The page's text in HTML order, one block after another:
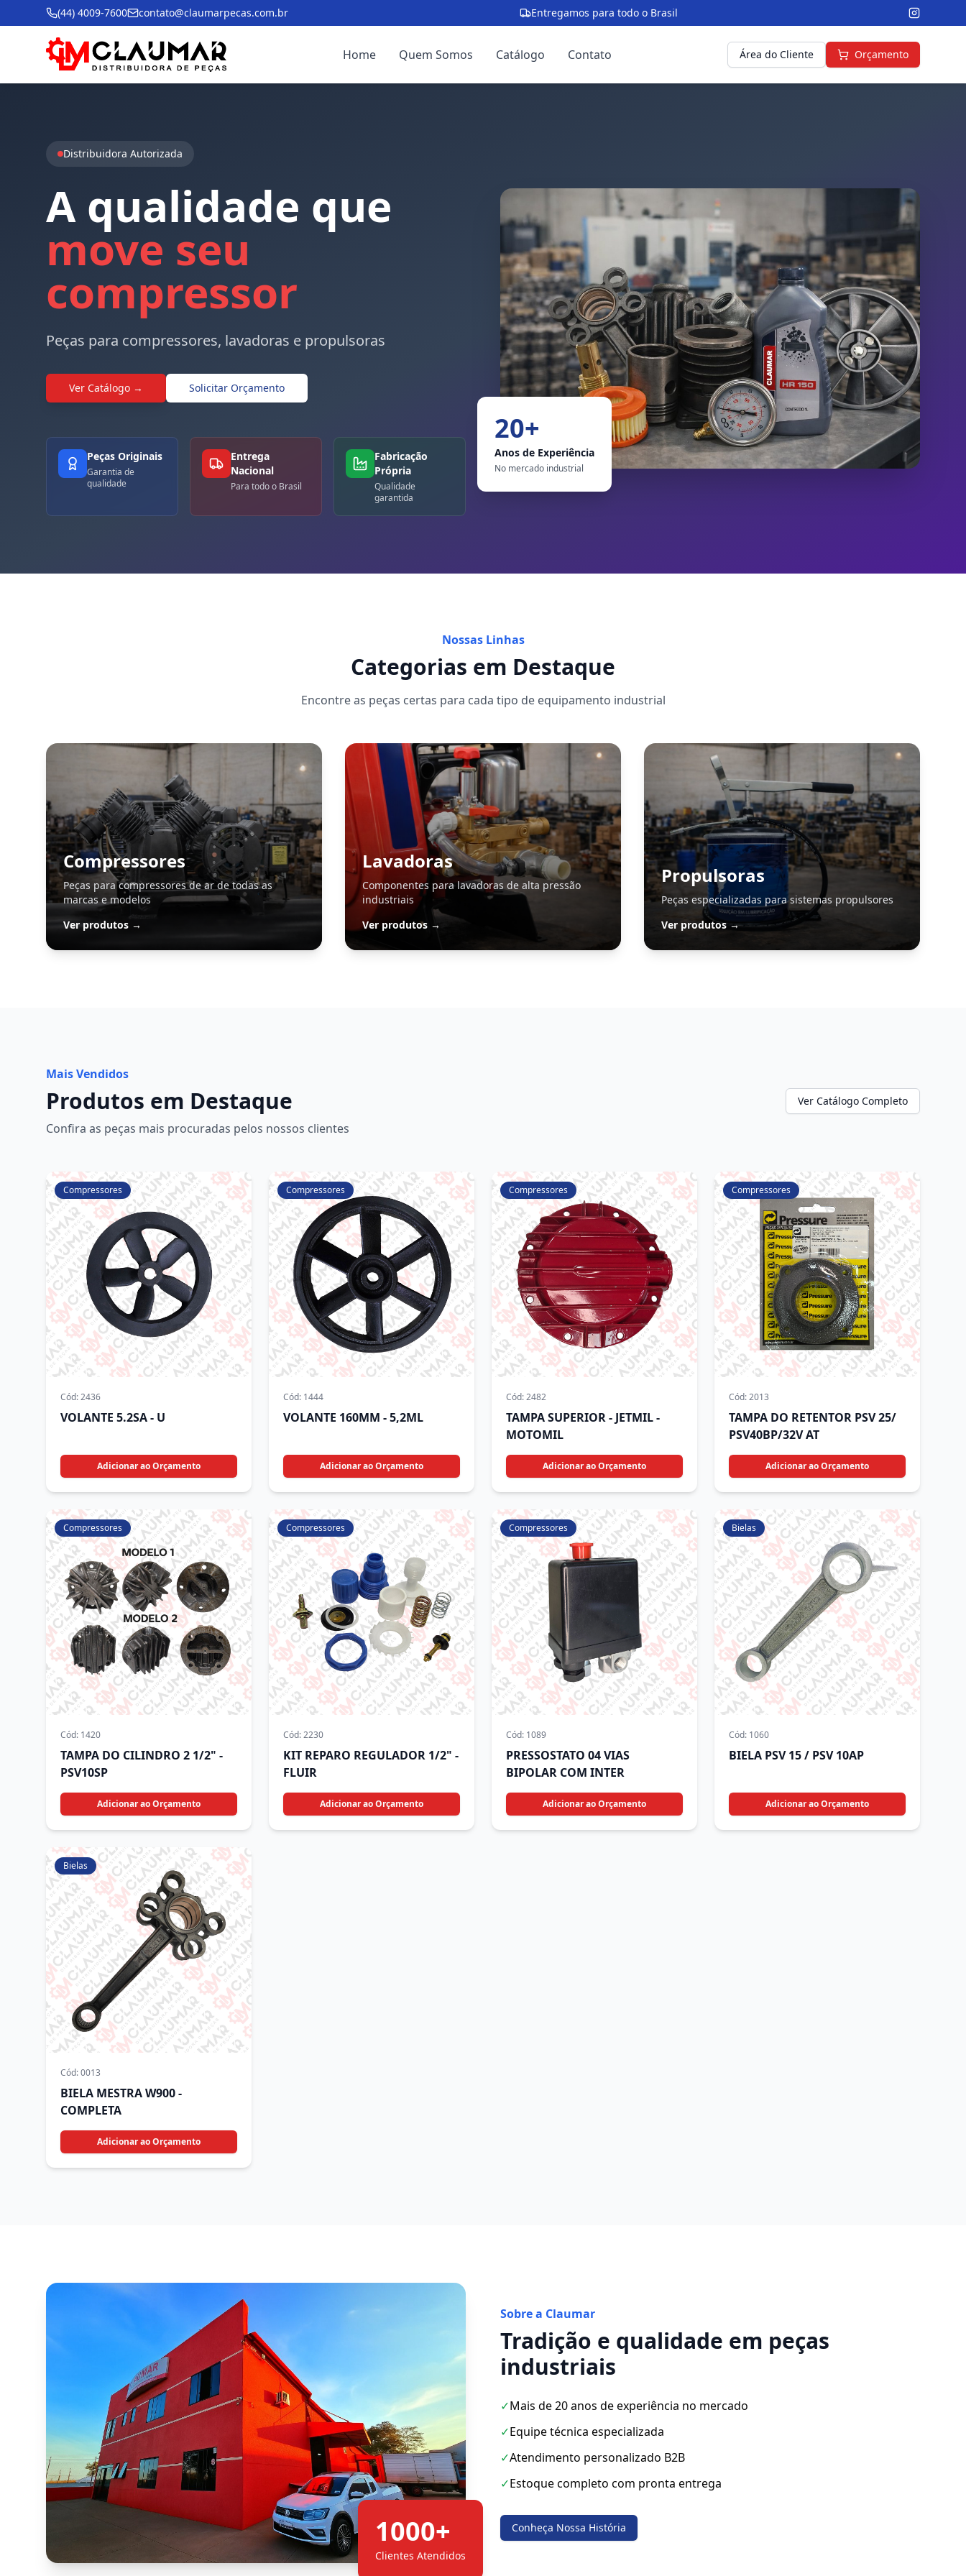
(44) 4009-7600 contato@claumarpecas.com.br Entregamos para todo o Brasil
Home Quem Somos Catálogo Contato Área do Cliente Orçamento
Distribuidora Autorizada
A qualidade que
move seu
compressor
Peças para compressores, lavadoras e propulsoras
Ver Catálogo → Solicitar Orçamento
Peças Originais
Garantia de
qualidade
Entrega
Nacional
Para todo o Brasil
Fabricação
Própria
Qualidade
garantida
20+
Anos de Experiência
No mercado industrial
Nossas Linhas
Categorias em Destaque
Encontre as peças certas para cada tipo de equipamento industrial
Compressores
Peças para compressores de ar de todas as
marcas e modelos
Ver produtos →
Lavadoras
Componentes para lavadoras de alta pressão
industriais
Ver produtos →
Propulsoras
Peças especializadas para sistemas propulsores
Ver produtos →
Mais Vendidos
Produtos em Destaque
Confira as peças mais procuradas pelos nossos clientes
Ver Catálogo Completo
Compressores
Cód:2436
VOLANTE 5.2SA - U
Adicionar ao Orçamento
Compressores
Cód: 1444
VOLANTE 160MM - 5,2ML
Adicionar ao Orçamento
Compressores
Cód:2482
TAMPA SUPERIOR - JETMIL -
MOTOMIL
Adicionar ao Orçamento
Compressores
Cód:2013
TAMPA DO RETENTOR PSV 25/
PSV40BP/32V AT
Adicionar ao Orçamento
Compressores
Cód: 1420
TAMPA DO CILINDRO 2 1/2" -
PSV10SP
Adicionar ao Orçamento
Compressores
Cód:2230
KIT REPARO REGULADOR 1/2" -
FLUIR
Adicionar ao Orçamento
Compressores
Cód: 1089
PRESSOSTATO 04 VIAS
BIPOLAR COM INTER
Adicionar ao Orçamento
Bielas
Cód: 1060
BIELA PSV 15 / PSV 10AP
Adicionar ao Orçamento
Bielas
Cód:0013
BIELA MESTRA W900 -
COMPLETA
Adicionar ao Orçamento
1000+
Clientes Atendidos
Sobre a Claumar
Tradição e qualidade em peças
industriais
✓Mais de 20 anos de experiência no mercado
✓Equipe técnica especializada
✓Atendimento personalizado B2B
✓Estoque completo com pronta entrega
Conheça Nossa História